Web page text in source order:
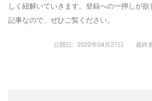
しく紐解いていきます。登録への一押しが
記事なので、ぜひご覧ください。
公開日: 2022年04月27日 最終